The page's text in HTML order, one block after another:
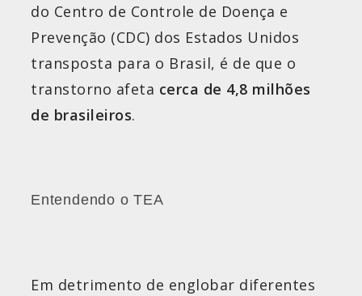
do Centro de Controle de Doença e
Prevenção (CDC) dos Estados Unidos
transposta para o Brasil, é de que o
transtorno afeta cerca de 4,8 milhões
de brasileiros.
Entendendo o TEA
Em detrimento de englobar diferentes